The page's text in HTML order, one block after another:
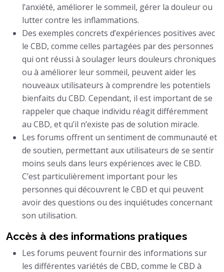
l’anxiété, améliorer le sommeil, gérer la douleur ou
lutter contre les inflammations.
Des exemples concrets d’expériences positives avec
le CBD, comme celles partagées par des personnes
qui ont réussi à soulager leurs douleurs chroniques
ou à améliorer leur sommeil, peuvent aider les
nouveaux utilisateurs à comprendre les potentiels
bienfaits du CBD. Cependant, il est important de se
rappeler que chaque individu réagit différemment
au CBD, et qu’il n’existe pas de solution miracle.
Les forums offrent un sentiment de communauté et
de soutien, permettant aux utilisateurs de se sentir
moins seuls dans leurs expériences avec le CBD.
C’est particulièrement important pour les
personnes qui découvrent le CBD et qui peuvent
avoir des questions ou des inquiétudes concernant
son utilisation.
Accès à des informations pratiques
Les forums peuvent fournir des informations sur
les différentes variétés de CBD, comme le CBD à